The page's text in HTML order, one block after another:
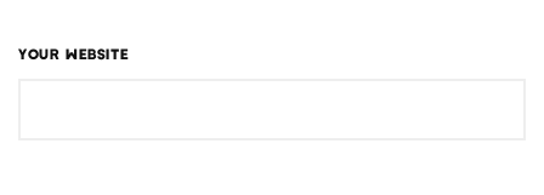
YOUR WEBSITE